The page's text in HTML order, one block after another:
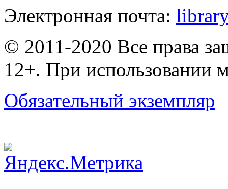
Электронная почта:
© 2011-2020 Все права
12+. При использовании
Обязательный экземпляр